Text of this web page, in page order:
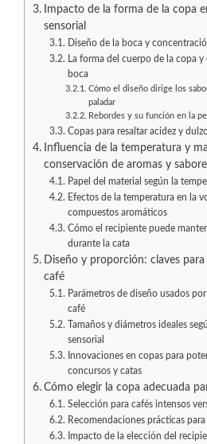
Impacto de la forma de la copa
sensorial
Diseño de la boca y
La forma del cuerpo de la copa
boca
Cómo el diseño dirige los
paladar
Rebordes y su función en la
Copas para resaltar acidez y
Influencia de la temperatura y
conservación de aromas y
Papel del material según la
Efectos de la temperatura en la
compuestos aromáticos
Cómo el recipiente puede
durante la cata
Diseño y proporción: claves
café
Parámetros de diseño usados
café
Tamaños y diámetros ideales
sensorial
Innovaciones en copas para
concursos y catas
Cómo elegir la copa adecuada
Selección para cafés intensos
Recomendaciones prácticas
Impacto de la elección del